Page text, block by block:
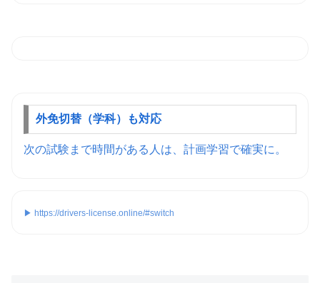
外免切替（学科）も対応
次の試験まで時間がある人は、計画学習で確実に。
▶ https://drivers-license.online/#switch